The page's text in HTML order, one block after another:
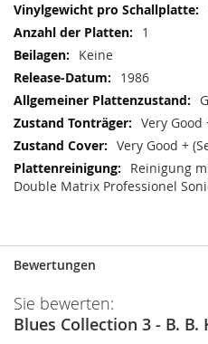
1
Keine
1986
Very Good
Very Good +
Reinigung
Double Matrix Professionel
Bewertungen
Sie bewerten:
Blues Collection 3 - B. B.